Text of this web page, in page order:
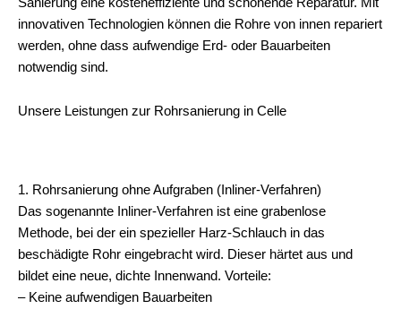
innovativen Technologien können die Rohre von innen repariert
werden, ohne dass aufwendige Erd- oder Bauarbeiten
notwendig sind.
Unsere Leistungen zur Rohrsanierung in Celle
1. Rohrsanierung ohne Aufgraben (Inliner-Verfahren)
Das sogenannte Inliner-Verfahren ist eine grabenlose
Methode, bei der ein spezieller Harz-Schlauch in das
beschädigte Rohr eingebracht wird. Dieser härtet aus und
bildet eine neue, dichte Innenwand. Vorteile:
– Keine aufwendigen Bauarbeiten